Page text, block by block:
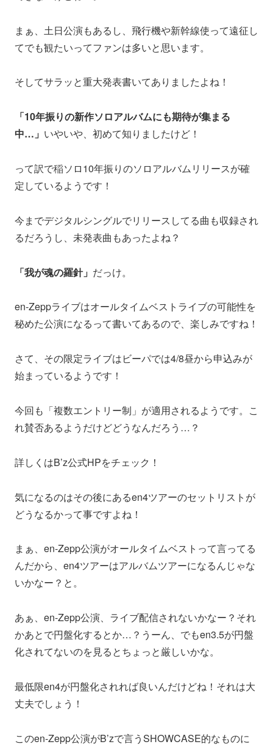
まぁ、土日公演もあるし、飛行機や新幹線使って遠征し
てでも観たいってファンは多いと思います。
そしてサラッと重大発表書いてありましたよね！
「10年振りの新作ソロアルバムにも期待が集まる
中…」 いやいや、初めて知りましたけど！
って訳で稲ソロ10年振りのソロアルバムリリースが確
定しているようです！
今までデジタルシングルでリリースしてる曲も収録され
るだろうし、未発表曲もあったよね？
「我が魂の羅針」 だっけ。
en-Zeppライブはオールタイムベストライブの可能性を
秘めた公演になるって書いてあるので、楽しみですね！
さて、その限定ライブはビーパでは4/8昼から申込みが
始まっているようです！
今回も「複数エントリー制」が適用されるようです。こ
れ賛否あるようだけどどうなんだろう…？
詳しくはB’z公式HPをチェック！
気になるのはその後にあるen4ツアーのセットリストが
どうなるかって事ですよね！
まぁ、en-Zepp公演がオールタイムベストって言ってる
んだから、en4ツアーはアルバムツアーになるんじゃな
いかなー？と。
あぁ、en-Zepp公演、ライブ配信されないかなー？それ
かあとで円盤化するとか…？うーん、でもen3.5が円盤
化されてないのを見るとちょっと厳しいかな。
最低限en4が円盤化されれば良いんだけどね！それは大
丈夫でしょう！
このen-Zepp公演がB’zで言うSHOWCASE的なものに